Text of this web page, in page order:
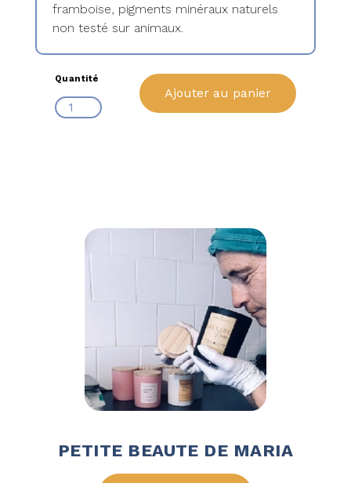
framboise, pigments minéraux naturels
non testé sur animaux.
Quantité
Ajouter au panier
PETITE BEAUTE DE MARIA